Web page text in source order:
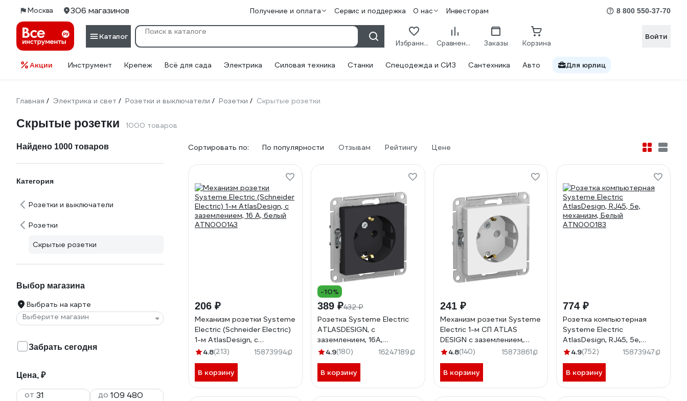
Москва 306 магазинов Получение и оплата Сервис и поддержка О нас Инвесторам 8 800 550-37-70
Каталог
Избранное Сравнение Заказы Корзина
Войти
Акции Инструмент Крепеж Всё для сада Электрика Силовая техника Станки Спецодежда и СИЗ Сантехника Авто Для юрлиц
Главная / Электрика и свет / Розетки и выключатели / Розетки / Скрытые розетки
Скрытые розетки 1000 товаров
Найдено 1000 товаров
Категория
Розетки и выключатели
Розетки
Скрытые розетки
Выбор магазина
Выбрать на карте
Выберите магазин
Забрать сегодня
Цена, ₽
от до
Сортировать по: По популярности Отзывам Рейтингу Цене
206 ₽
Механизм розетки Systeme
Electric (Schneider Electric)
1-м AtlasDesign, с
заземлением, 16 А, белый
4.8(213) 15873994
В корзину
-10%
389 ₽432 ₽
Розетка Systeme Electric
ATLASDESIGN, с
заземлением, 16А,
механизм, карбон,
4.9(180) 16247189
В корзину
241 ₽
Механизм розетки Systeme
Electric 1-м СП ATLAS
DESIGN с заземлением,
защитные шторки 16А
4.8(140) 15873861
В корзину
774 ₽
Розетка компьютерная
Systeme Electric
AtlasDesign, RJ45, 5e,
механизм, Белый
4.9(752) 15873947
В корзину